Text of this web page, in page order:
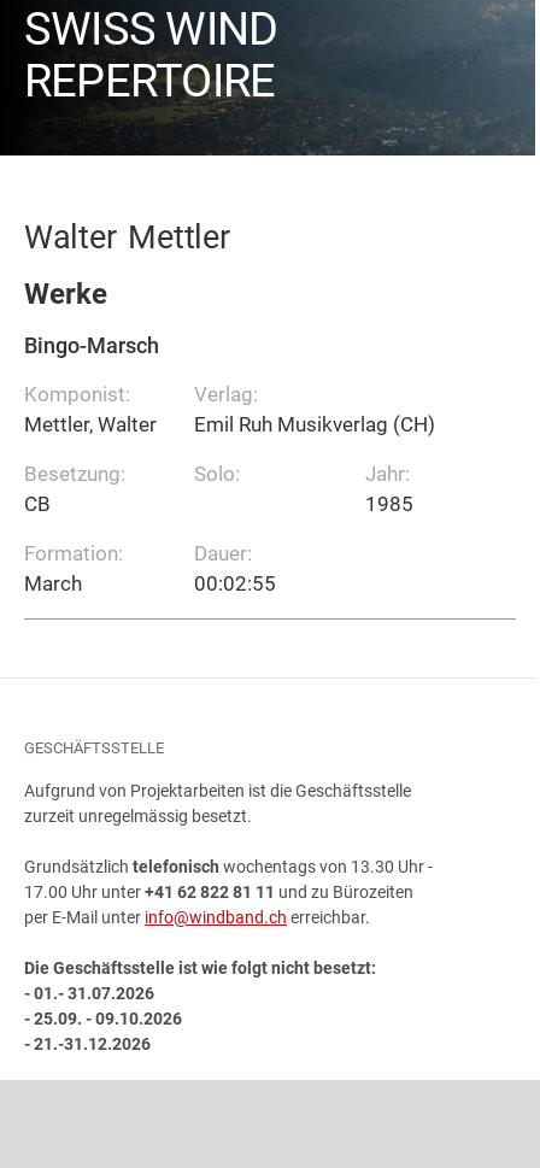
SWISS WIND
REPERTOIRE
Walter Mettler
Werke
Bingo-Marsch
Komponist:
Mettler, Walter
Besetzung:
CB
Formation:
March
Verlag:
Emil Ruh Musikverlag (CH)
Solo:
Dauer:
00:02:55
Jahr:
1985
GESCHÄFTSSTELLE
Aufgrund von Projektarbeiten ist die Geschäftsstelle
zurzeit unregelmässig besetzt.
Grundsätzlich telefonisch wochentags von 13.30 Uhr -
17.00 Uhr unter+41 62 822 81 11 und zu Bürozeiten
per E-Mail unter info@windband.ch erreichbar.
Die Geschäftsstelle ist wie folgt nicht besetzt:
- 01.- 31.07.2026
- 25.09. - 09.10.2026
- 21.-31.12.2026